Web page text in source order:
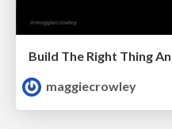
Build The Right Thing
maggiecrowley